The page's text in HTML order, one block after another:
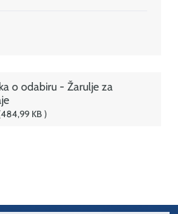
o odabiru - Žarulje za
484,99 KB